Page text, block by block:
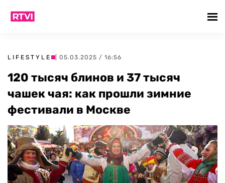
LIFESTYLE | 05.03.2025 / 16:56
120 тысяч блинов и 37 тысяч
чашек чая: как прошли зимние
фестивали в Москве